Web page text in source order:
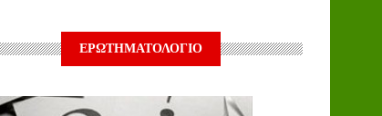
ΕΡΩΤΗΜΑΤΟΛΟΓΙΟ